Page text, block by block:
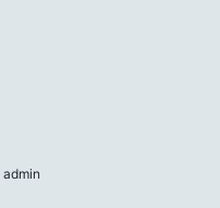
admin